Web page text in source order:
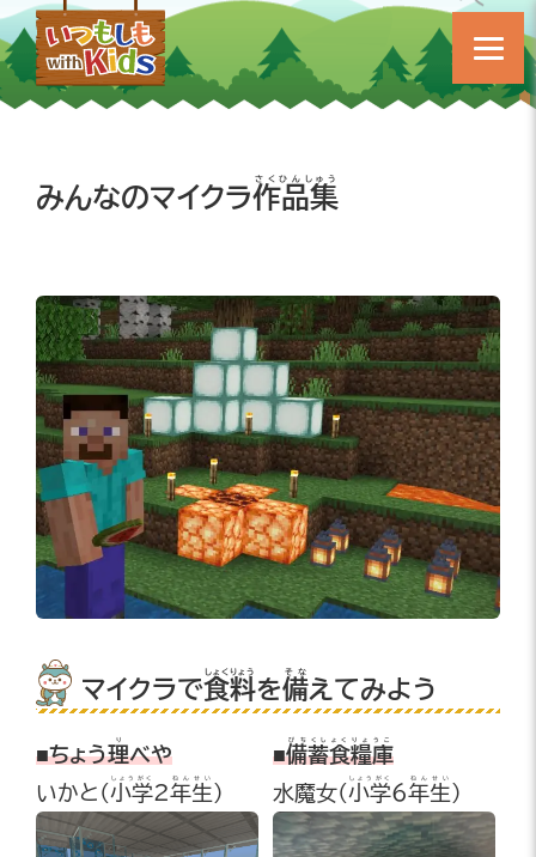
みんなのマイクラ作品集
さくひんしゅう
マイクラで食料
しょくりょう
を備
そな
えてみよう
■ちょう理
り
べや
いかと(小学
しょうがく
2年生
ねんせい
)
■備蓄食糧庫
びちくしょくりょうこ
水魔女(小学
しょうがく
6年生
ねんせい
)